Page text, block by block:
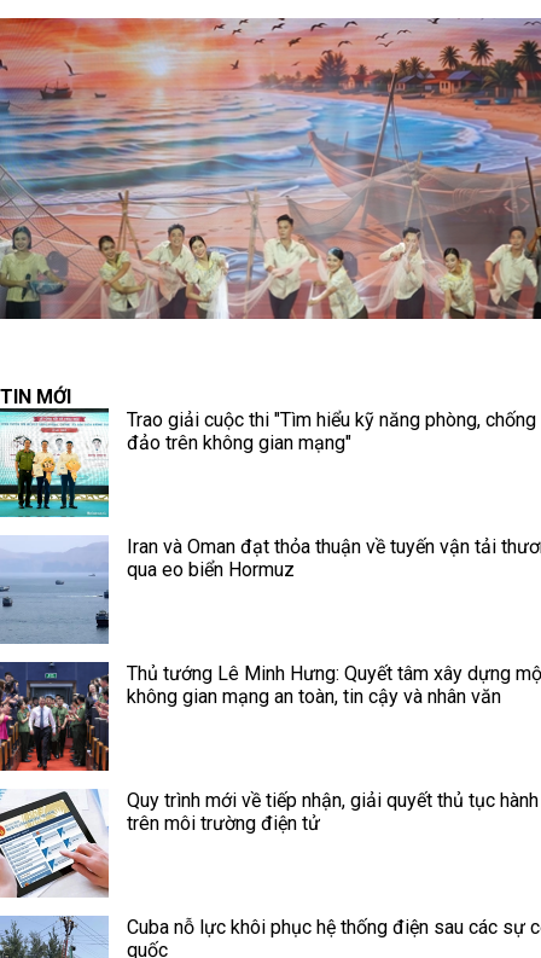
TIN MỚI
Trao giải cuộc thi "Tìm hiểu kỹ năng phòng,
đảo trên không gian mạng"
Iran và Oman đạt thỏa thuận về tuyến vận tải
qua eo biển Hormuz
Thủ tướng Lê Minh Hưng: Quyết tâm xây dựng
không gian mạng an toàn, tin cậy và nhân văn
Quy trình mới về tiếp nhận, giải quyết thủ tục
trên môi trường điện tử
Cuba nỗ lực khôi phục hệ thống điện sau các sự
quốc